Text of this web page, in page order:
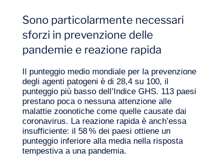
Sono particolarmente necessari
sforzi in prevenzione delle
pandemie e reazione rapida
Il punteggio medio mondiale per la prevenzione
degli agenti patogeni è di 28,4 su 100, il
punteggio più basso dell’Indice GHS. 113 paesi
prestano poca o nessuna attenzione alle
malattie zoonotiche come quelle causate dai
coronavirus. La reazione rapida è anch’essa
insufficiente: il 58 % dei paesi ottiene un
punteggio inferiore alla media nella risposta
tempestiva a una pandemia.